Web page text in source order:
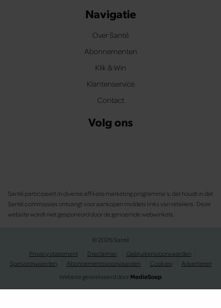
Navigatie
Over Santé
Abonnementen
Klik & Win
Klantenservice
Contact
Volg ons
Santé participeert in diverse affiliate marketing programma’s, dat houdt in dat
Santé commissies ontvangt voor aankopen middels links van retailers. Deze
website wordt niet gesponsord door de genoemde webwinkels.
© 2026 Santé
Privacy statement
Disclaimer
Gebruikersvoorwaarden
Spelvoorwaarden
Abonnementsvoorwaarden Cookies
Adverteren
Website gerealiseerd doorMediaSoep